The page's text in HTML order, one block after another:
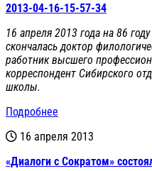
2013-04-16-15-57-34
16 апреля 2013 года на 86
скончалась доктор
работник высшего
корреспондент Сибирского
школы.
Подробнее
16 апреля 2013
«Диалоги с Сократом»